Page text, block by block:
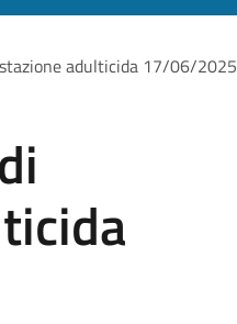
adulticida 17/06/2025